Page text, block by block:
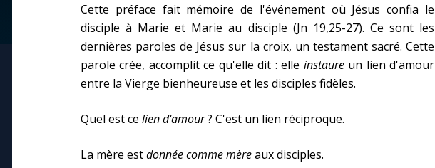
Une Minute avec Marie
Cette préface fait mémoire de l'événement où Jésus confia le
disciple à Marie et Marie au disciple (Jn 19,25-27). Ce sont les
dernières paroles de Jésus sur la croix, un testament sacré. Cette
parole crée, accomplit ce qu'elle dit : elle instaureun lien d'amour
entre la Vierge bienheureuse et les disciples fidèles.
Quel est ce lien d'amour? C'est un lien réciproque.
La mère estdonnée comme mèreaux disciples.